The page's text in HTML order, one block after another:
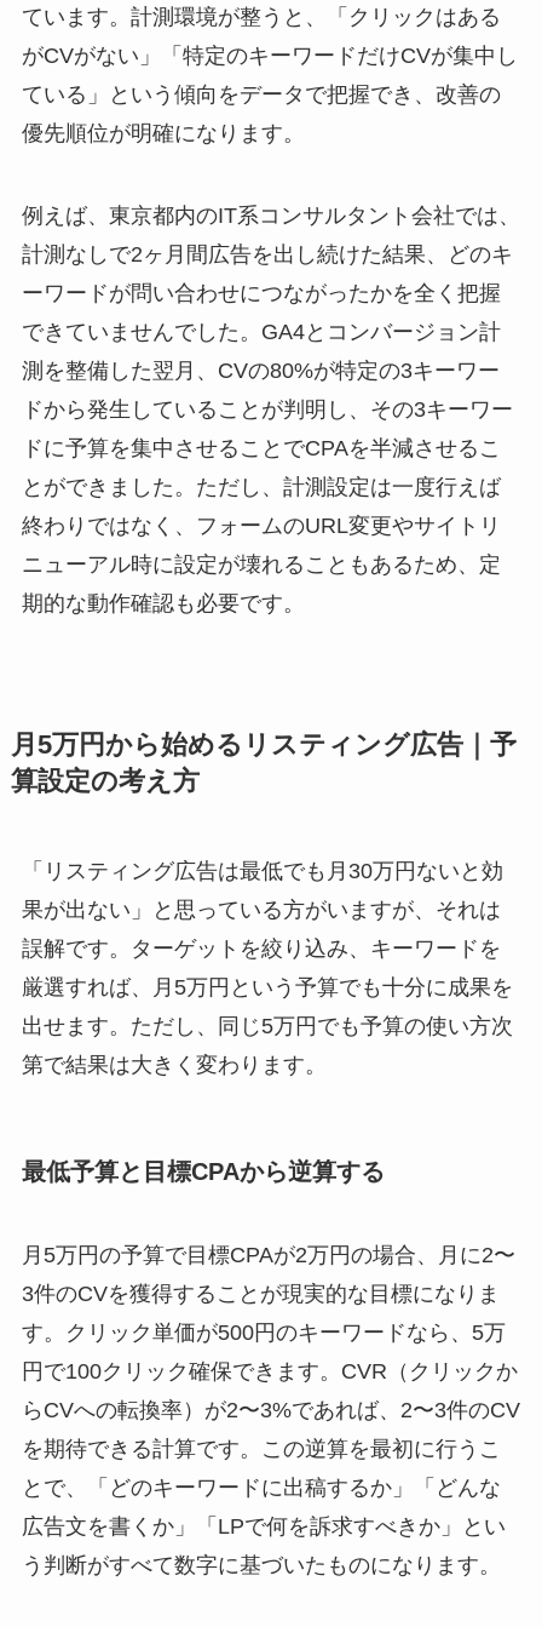
ています。計測環境が整うと、「クリックはある
がCVがない」「特定のキーワードだけCVが集中し
ている」という傾向をデータで把握でき、改善の
優先順位が明確になります。
例えば、東京都内のIT系コンサルタント会社では、
計測なしで2ヶ月間広告を出し続けた結果、どのキ
ーワードが問い合わせにつながったかを全く把握
できていませんでした。GA4とコンバージョン計
測を整備した翌月、CVの80%が特定の3キーワー
ドから発生していることが判明し、その3キーワー
ドに予算を集中させることでCPAを半減させるこ
とができました。ただし、計測設定は一度行えば
終わりではなく、フォームのURL変更やサイトリ
ニューアル時に設定が壊れることもあるため、定
期的な動作確認も必要です。
月5万円から始めるリスティング広告｜予
算設定の考え方
「リスティング広告は最低でも月30万円ないと効
果が出ない」と思っている方がいますが、それは
誤解です。ターゲットを絞り込み、キーワードを
厳選すれば、月5万円という予算でも十分に成果を
出せます。ただし、同じ5万円でも予算の使い方次
第で結果は大きく変わります。
最低予算と目標CPAから逆算する
月5万円の予算で目標CPAが2万円の場合、月に2〜
3件のCVを獲得することが現実的な目標になりま
す。クリック単価が500円のキーワードなら、5万
円で100クリック確保できます。CVR（クリックか
らCVへの転換率）が2〜3%であれば、2〜3件のCV
を期待できる計算です。この逆算を最初に行うこ
とで、「どのキーワードに出稿するか」「どんな
広告文を書くか」「LPで何を訴求すべきか」とい
う判断がすべて数字に基づいたものになります。